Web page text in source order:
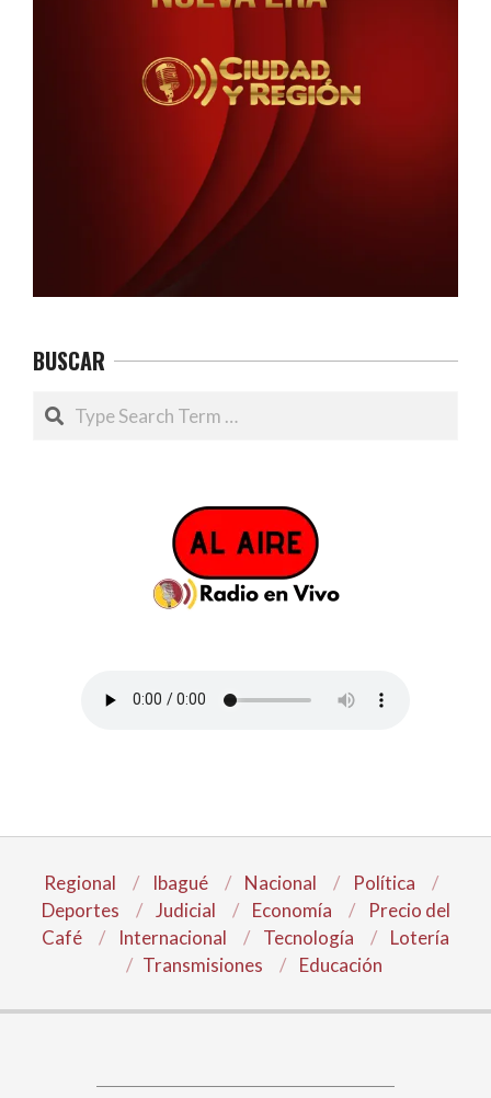
BUSCAR
Search
Regional Ibagué Nacional
Política
Deportes
Judicial Economía
Precio del
Café
Internacional Tecnología
Lotería
Transmisiones
Educación